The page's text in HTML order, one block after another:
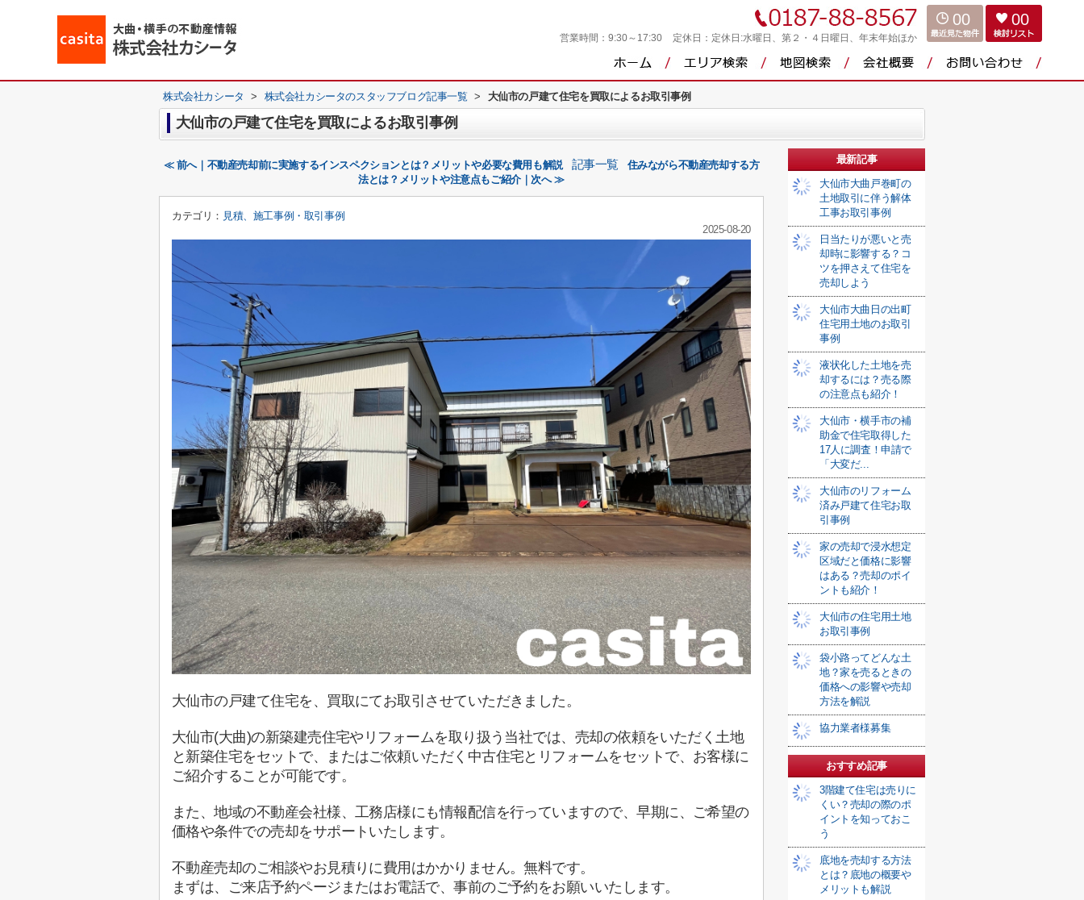
営業時間： 9:30～17:30 定休日： 定休日:水曜日、第２・４日曜日、年末年始ほか
00 00
株式会社カシータ > 株式会社カシータのスタッフブログ記事一覧 > 大仙市の戸建て住宅を買取によるお取引事例
大仙市の戸建て住宅を買取によるお取引事例
≪ 前へ｜不動産売却前に実施するインスペクションとは？メリットや必要な費用も解説 記事一覧
住みながら不動産売却する方
法とは？メリットや注意点もご紹介｜次へ ≫
カテゴリ： 見積、施工事例・取引事例
2025-08-20
大仙市の戸建て住宅を、買取にてお取引させていただきました。
大仙市(大曲)の新築建売住宅やリフォームを取り扱う当社では、売却の依頼をいただく土地
と新築住宅をセットで、またはご依頼いただく中古住宅とリフォームをセットで、お客様に
ご紹介することが可能です。
また、地域の不動産会社様、工務店様にも情報配信を行っていますので、早期に、ご希望の
価格や条件での売却をサポートいたします。
不動産売却のご相談やお見積りに費用はかかりません。無料です。
まずは、ご来店予約ページまたはお電話で、事前のご予約をお願いいたします。
最新記事
大仙市大曲戸巻町の
土地取引に伴う解体
工事お取引事例
日当たりが悪いと売
却時に影響する？コ
ツを押さえて住宅を
売却しよう
大仙市大曲日の出町
住宅用土地のお取引
事例
液状化した土地を売
却するには？売る際
の注意点も紹介！
大仙市・横手市の補
助金で住宅取得した
17人に調査！申請で
「大変だ...
大仙市のリフォーム
済み戸建て住宅お取
引事例
家の売却で浸水想定
区域だと価格に影響
はある？売却のポイ
ントも紹介！
大仙市の住宅用土地
お取引事例
袋小路ってどんな土
地？家を売るときの
価格への影響や売却
方法を解説
協力業者様募集
おすすめ記事
3階建て住宅は売りに
くい？売却の際のポ
イントを知っておこ
う
底地を売却する方法
とは？底地の概要や
メリットも解説